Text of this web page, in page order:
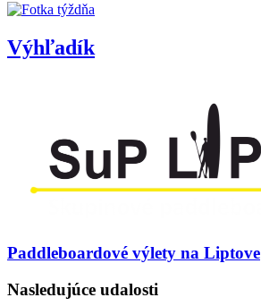
Výhľadík
Paddleboardové výlety na Liptove
Nasledujúce udalosti